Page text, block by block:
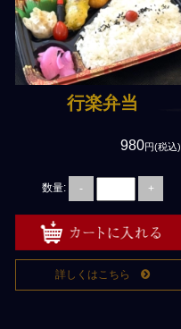
寿司・オードブル
３得オードブル(3品で500円
お得)
用途で選ぶ
通夜・葬儀・落とし
法事・法要
慶事・お祝い
行楽弁当
980円(税込)
数量: - +
詳しくはこちら